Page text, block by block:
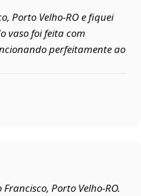
Porto Velho‑RO e fiquei
vaso foi feita com
perfeitamente ao
Porto Velho‑RO.